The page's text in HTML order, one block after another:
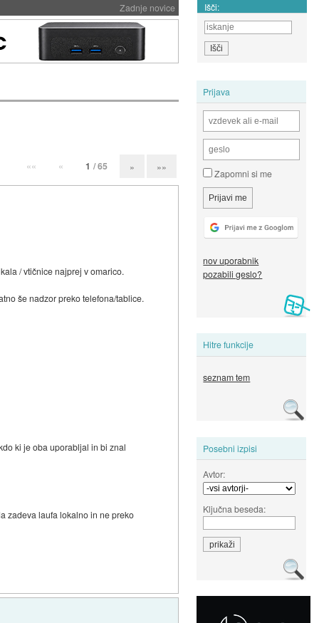
Zadnje novice Išči:
Prijava
Zapomni si me
nov uporabnik
pozabili geslo?
Hitre funkcije
seznam tem
Posebni izpisi
Avtor:
Ključna beseda:
«« « 1 / 65 » »»
/ vtičnice najprej v omarico.
še nadzor preko telefona/tablice.
ki je oba uporabljal in bi znal
zadeva laufa lokalno in ne preko